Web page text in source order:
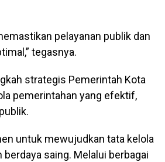
pelayanan publik dan
tegasnya.
strategis Pemerintah Kota
pemerintahan yang efektif,
untuk mewujudkan tata kelola
saing. Melalui berbagai